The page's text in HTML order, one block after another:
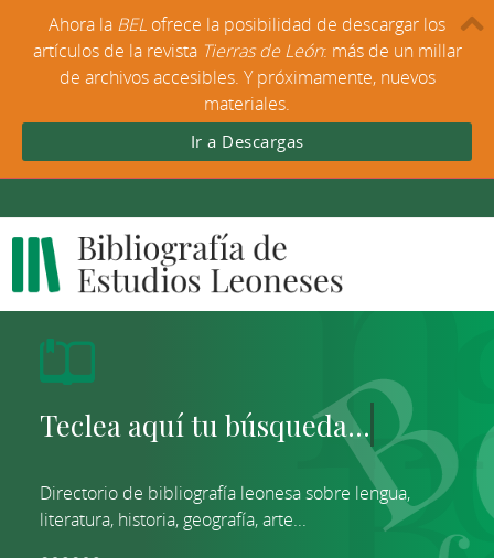
Directorio de bibliografía leonesa sobre lengua,
literatura, historia, geografía, arte...
Ahora la BEL ofrece la posibilidad de descargar los
artículos de la revista Tierras de León: más de un millar
de archivos accesibles. Y próximamente, nuevos
materiales.
Ir a Descargas